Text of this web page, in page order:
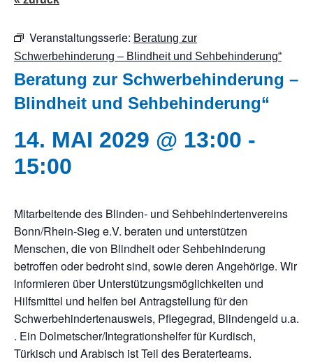
Veranstaltungsserie: Beratung zur
Schwerbehinderung – Blindheit und Sehbehinderung“
Beratung zur Schwerbehinderung –
Blindheit und Sehbehinderung“
14. MAI 2029 @ 13:00 -
15:00
Mitarbeitende des Blinden- und Sehbehindertenvereins
Bonn/Rhein-Sieg e.V. beraten und unterstützen
Menschen, die von Blindheit oder Sehbehinderung
betroffen oder bedroht sind, sowie deren Angehörige. Wir
informieren über Unterstützungsmöglichkeiten und
Hilfsmittel und helfen bei Antragstellung für den
Schwerbehindertenausweis, Pflegegrad, Blindengeld u.a.
. Ein Dolmetscher/Integrationshelfer für Kurdisch,
Türkisch und Arabisch ist Teil des Beraterteams.